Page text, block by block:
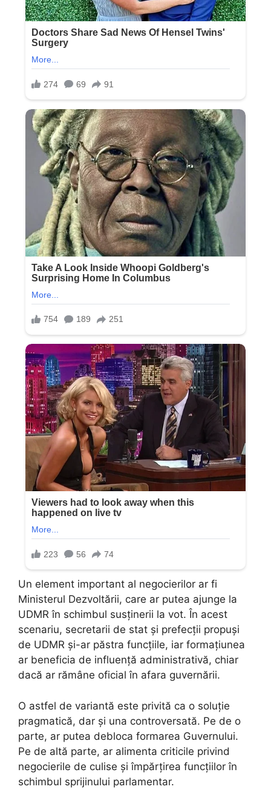
Un element important al negocierilor ar fi
Ministerul Dezvoltării, care ar putea ajunge la
UDMR în schimbul susținerii la vot. În acest
scenariu, secretarii de stat și prefecții propuși
de UDMR și-ar păstra funcțiile, iar formațiunea
ar beneficia de influență administrativă, chiar
dacă ar rămâne oficial în afara guvernării.
O astfel de variantă este privită ca o soluție
pragmatică, dar și una controversată. Pe de o
parte, ar putea debloca formarea Guvernului.
Pe de altă parte, ar alimenta criticile privind
negocierile de culise și împărțirea funcțiilor în
schimbul sprijinului parlamentar.